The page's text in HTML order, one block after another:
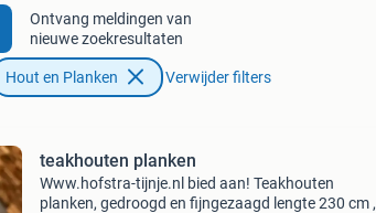
Ontvang meldingen van
nieuwe zoekresultaten
Hout en Planken Verwijder filters
teakhouten planken
Www.hofstra-tijnje.nl bied aan! Teakhouten
planken, gedroogd en fijngezaagd lengte 230 cm ,